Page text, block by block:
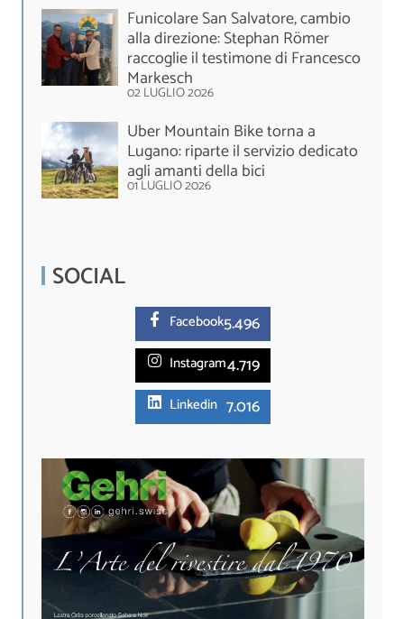
Funicolare San Salvatore, cambio
alla direzione: Stephan Römer
raccoglie il testimone di Francesco
Markesch
02 LUGLIO 2026
Uber Mountain Bike torna a
Lugano: riparte il servizio dedicato
agli amanti della bici
01 LUGLIO 2026
SOCIAL
Facebook5.496
Instagram4.719
Linkedin 7.016